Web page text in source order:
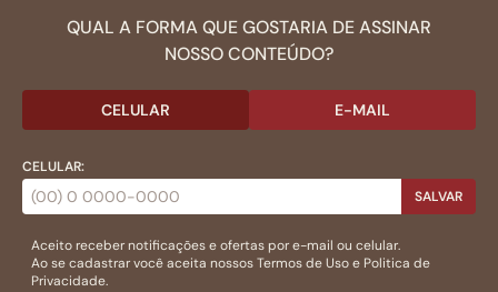
QUAL A FORMA QUE GOSTARIA DE ASSINAR
NOSSO CONTEÚDO?
CELULAR E-MAIL
CELULAR:
SALVAR
Aceito receber notificações e ofertas por e-mail ou celular.
Ao se cadastrar você aceita nossosTermos de Usoe Politica de
Privacidade.